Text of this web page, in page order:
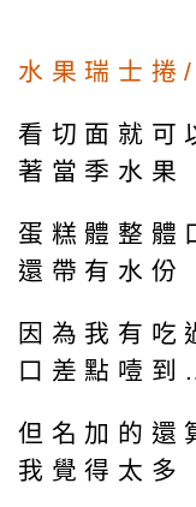
水果瑞士
看切面就可
著當季水果
蛋糕體整體
還帶有水份
因為我有吃
口差點噎
但名加的還
我覺得太多